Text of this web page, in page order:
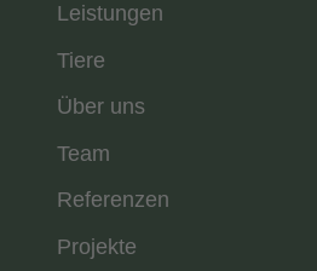
Leistungen
Tiere
Über uns
Team
Referenzen
Projekte